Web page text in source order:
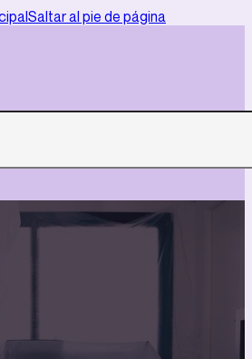
Saltar al pie de página